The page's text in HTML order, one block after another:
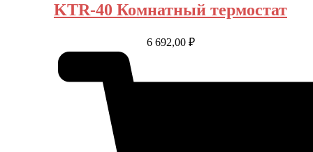
KTR-40 Комнатный термостат
6 692,00 ₽